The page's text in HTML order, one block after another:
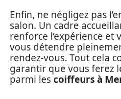
Enfin, ne négligez pas
salon. Un cadre
renforce l’expérience et
vous détendre
rendez-vous. Tout cela
garantir que vous ferez
parmi lescoiffeurs à